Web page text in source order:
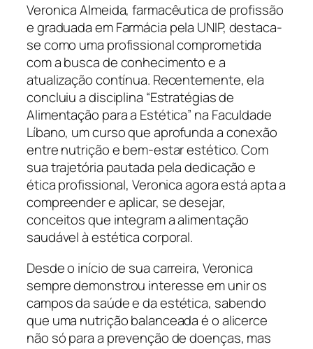
Veronica Almeida, farmacêutica de profissão
e graduada em Farmácia pela UNIP, destaca-
se como uma profissional comprometida
com a busca de conhecimento e a
atualização contínua. Recentemente, ela
concluiu a disciplina “Estratégias de
Alimentação para a Estética” na Faculdade
Líbano, um curso que aprofunda a conexão
entre nutrição e bem-estar estético. Com
sua trajetória pautada pela dedicação e
ética profissional, Veronica agora está apta a
compreender e aplicar, se desejar,
conceitos que integram a alimentação
saudável à estética corporal.
Desde o início de sua carreira, Veronica
sempre demonstrou interesse em unir os
campos da saúde e da estética, sabendo
que uma nutrição balanceada é o alicerce
não só para a prevenção de doenças, mas